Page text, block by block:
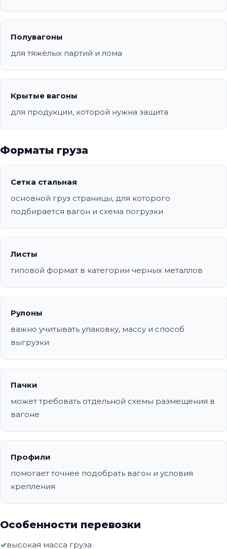
Полувагоны
для тяжёлых партий и лома
Крытые вагоны
для продукции, которой нужна защита
Форматы груза
Сетка стальная
основной груз страницы, для которого
подбирается вагон и схема погрузки
Листы
типовой формат в категории черных металлов
Рулоны
важно учитывать упаковку, массу и способ
выгрузки
Пачки
может требовать отдельной схемы размещения в
вагоне
Профили
помогает точнее подобрать вагон и условия
крепления
Особенности перевозки
высокая масса груза